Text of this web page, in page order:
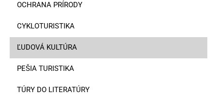
OCHRANA PRÍRODY
CYKLOTURISTIKA
ĽUDOVÁ KULTÚRA
PEŠIA TURISTIKA
TÚRY DO LITERATÚRY